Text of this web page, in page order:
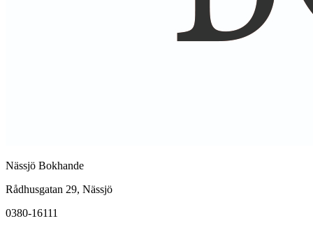
Nässjö Bokhande
Rådhusgatan 29, Nässjö
0380-16111